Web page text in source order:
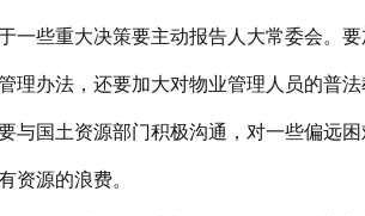
一些重大决策要主动报告人大常委会。
理办法，还要加大对物业管理人员的普
与国土资源部门积极沟通，对一些偏远
资源的浪费。